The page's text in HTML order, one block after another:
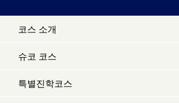
코스 소개
슈코 코스
특별진학코스